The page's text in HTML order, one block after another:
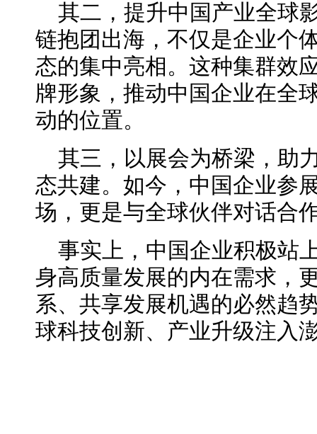
其二，提升中国产业全球
链抱团出海，不仅是企业个
态的集中亮相。这种集群效
牌形象，推动中国企业在全
动的位置。
其三，以展会为桥梁，助
态共建。如今，中国企业参
场，更是与全球伙伴对话合
事实上，中国企业积极站
身高质量发展的内在需求，
系、共享发展机遇的必然趋
球科技创新、产业升级注入